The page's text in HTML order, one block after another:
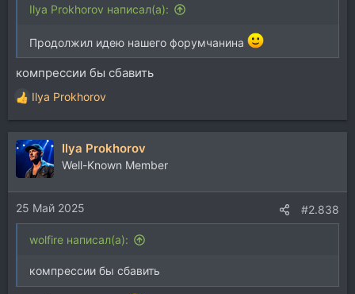
Ilya Prokhorov написал(а):
Продолжил идею нашего форумчанина
компрессии бы сбавить
Р
е
а
к
ц
и
и
:
Ilya Prokhorov
Ilya Prokhorov
Well-Known Member
25 Май 2025 #2.838
wolfire написал(а):
компрессии бы сбавить